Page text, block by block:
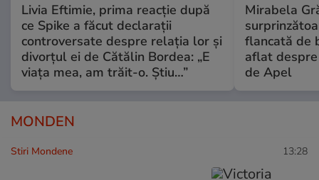
Livia Eftimie, prima reacție după
ce Spike a făcut declarații
controversate despre relația lor și
divorțul ei de Cătălin Bordea: „E
viața mea, am trăit-o. Știu…”
Mirabela
flancată de
aflat
de Apel
MONDEN
Stiri Mondene 13:28